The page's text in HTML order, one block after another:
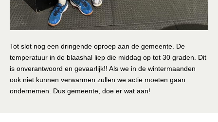
Tot slot nog een dringende oproep aan de gemeente. De
temperatuur in de blaashal liep die middag op tot 30 graden. Dit
is onverantwoord en gevaarlijk!! Als we in de wintermaanden
ook niet kunnen verwarmen zullen we actie moeten gaan
ondernemen. Dus gemeente, doe er wat aan!